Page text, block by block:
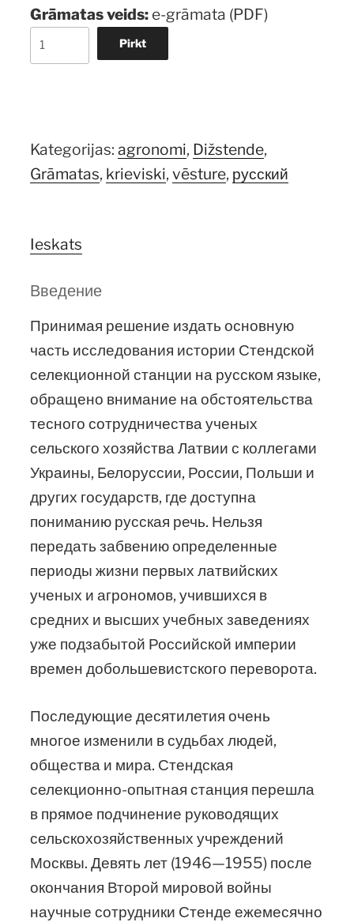
Grāmatas veids: e-grāmata (PDF)
Витками
Времени.
daudzums
Pirkt
Kategorijas:agronomi, Dižstende,
Grāmatas, krieviski,vēsture, русский
Ieskats
Введение
Принимая решение издать основную
часть исследования истории Стендской
селекционной станции на русском языке,
обращено внимание на обстоятельства
тесного сотрудничества ученых
сельского хозяйства Латвии с коллегами
Украины, Белоруссии, России, Польши и
других государств, где доступна
пониманию русская речь. Нельзя
передать забвению определенные
периоды жизни первых латвийских
ученых и агрономов, учившихся в
средних и высших учебных заведениях
уже подзабытой Российской империи
времен добольшевистского переворота.
Последующие десятилетия очень
многое изменили в судьбах людей,
общества и мира. Стендская
селекционно-опытная станция перешла
в прямое подчинение руководящих
сельскохозяйственных учреждений
Москвы. Девять лет (1946—1955) после
окончания Второй мировой войны
научные сотрудники Стенде ежемесячно